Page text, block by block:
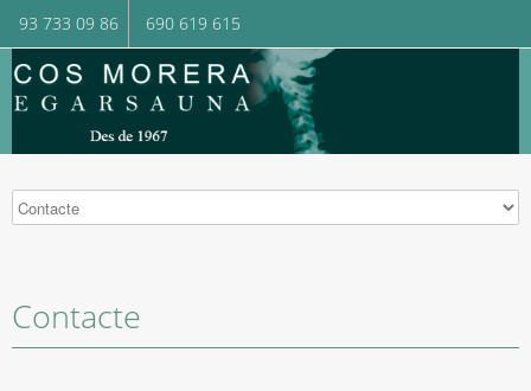
93 733 09 86 690 619 615
Contacte